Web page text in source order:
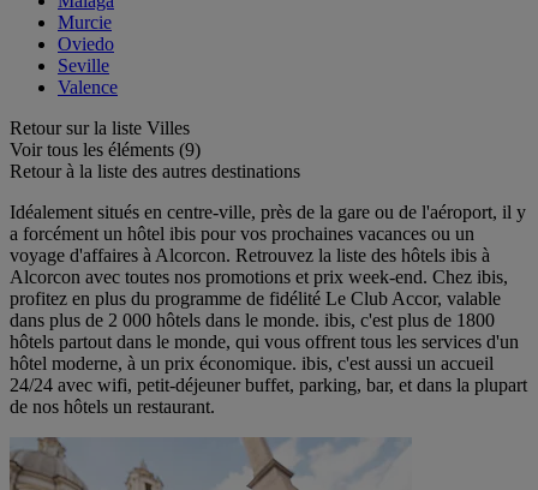
Murcie
Oviedo
Seville
Valence
Retour sur la liste Villes
Voir tous les éléments (9)
Retour à la liste des autres destinations
Idéalement situés en centre-ville, près de la gare ou de l'aéroport, il y
a forcément un hôtel ibis pour vos prochaines vacances ou un
voyage d'affaires à Alcorcon. Retrouvez la liste des hôtels ibis à
Alcorcon avec toutes nos promotions et prix week-end. Chez ibis,
profitez en plus du programme de fidélité Le Club Accor, valable
dans plus de 2 000 hôtels dans le monde. ibis, c'est plus de 1800
hôtels partout dans le monde, qui vous offrent tous les services d'un
hôtel moderne, à un prix économique. ibis, c'est aussi un accueil
24/24 avec wifi, petit-déjeuner buffet, parking, bar, et dans la plupart
de nos hôtels un restaurant.